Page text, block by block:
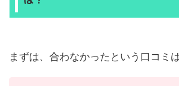
まずは、合わなかったという口コミ